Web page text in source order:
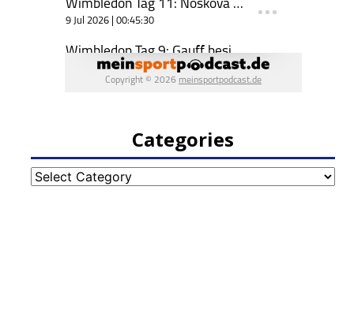
Categories
Categories